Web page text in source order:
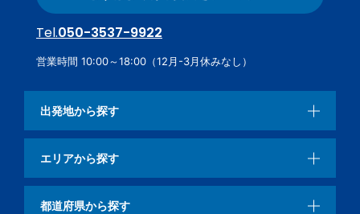
Tel.050-3537-9922
営業時間 10:00～18:00（12月-3月休みなし）
出発地から探す
エリアから探す
都道府県から探す